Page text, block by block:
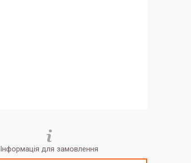
Інформація для замовлення